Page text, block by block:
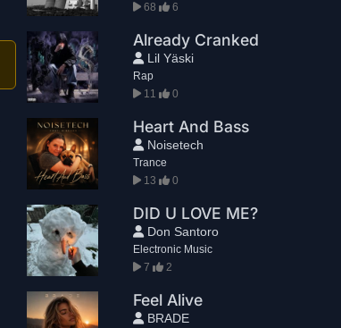
68
6
Already Cranked
Lil Yäski
Rap
11
0
Heart And Bass
Noisetech
Trance
13
0
DID U LOVE ME?
Don Santoro
Electronic Music
7
2
Feel Alive
BRADE